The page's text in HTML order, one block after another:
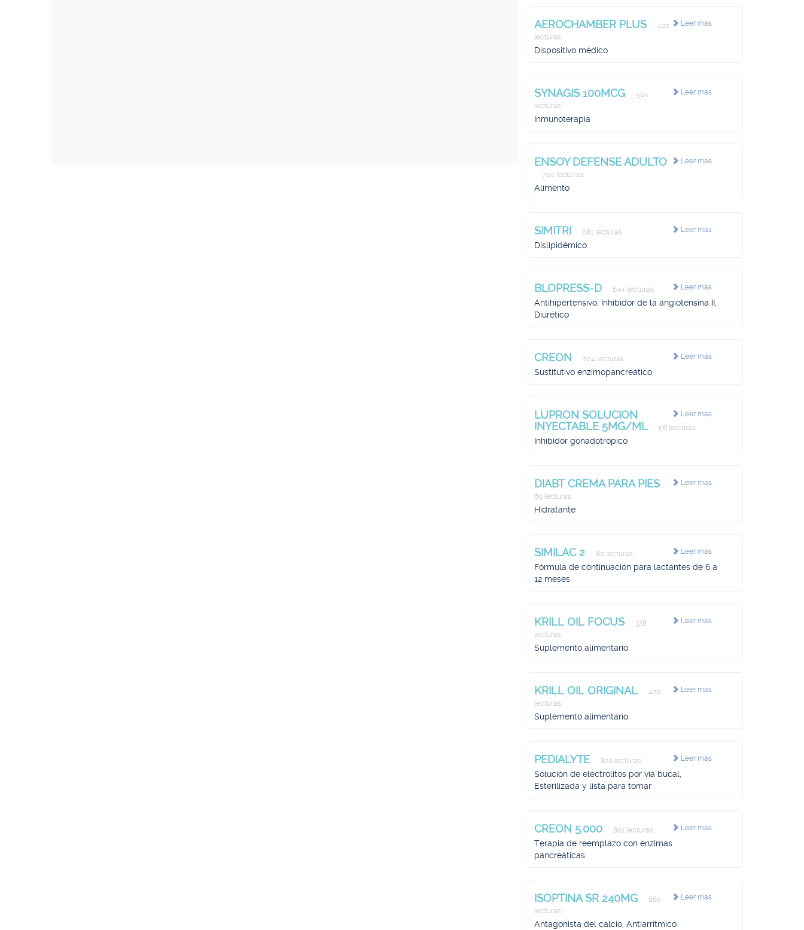
Leer más
AEROCHAMBER PLUS
420
lecturas
Dispositivo médico
Leer más
SYNAGIS 100MCG
504
lecturas
Inmunoterapia
Leer más
ENSOY DEFENSE ADULTO
704 lecturas
Alimento
Leer más
SIMITRI 681 lecturas
Dislipidémico
Leer más
BLOPRESS-D 644 lecturas
Antihipertensivo, Inhibidor de la angiotensina II,
Diurético
Leer más
CREON 704 lecturas
Sustitutivo enzimopancreático
Leer más
LUPRON SOLUCION
INYECTABLE 5MG/ML
56 lecturas
Inhibidor gonadotrópico
Leer más
DIABT CREMA PARA PIES
69 lecturas
Hidratante
Leer más
SIMILAC 2 80 lecturas
Fórmula de continuación para lactantes de 6 a
12 meses
Leer más
KRILL OIL FOCUS
328
lecturas
Suplemento alimentario
Leer más
KRILL OIL ORIGINAL
420
lecturas
Suplemento alimentario
Leer más
PEDIALYTE 820 lecturas
Solución de electrolitos por vía bucal,
Esterilizada y lista para tomar
Leer más
CREON 5.000 801 lecturas
Terapia de reemplazo con enzimas
pancreáticas
Leer más
ISOPTINA SR 240MG
863
lecturas
Antagonista del calcio, Antiarrítmico